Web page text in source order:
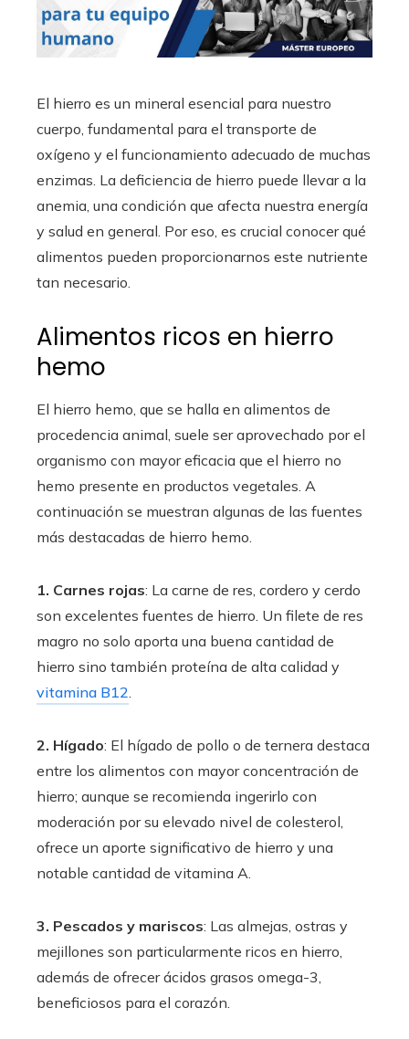
El hierro es un mineral esencial para nuestro
cuerpo, fundamental para el transporte de
oxígeno y el funcionamiento adecuado de muchas
enzimas. La deficiencia de hierro puede llevar a la
anemia, una condición que afecta nuestra energía
y salud en general. Por eso, es crucial conocer qué
alimentos pueden proporcionarnos este nutriente
tan necesario.
Alimentos ricos en hierro
hemo
El hierro hemo, que se halla en alimentos de
procedencia animal, suele ser aprovechado por el
organismo con mayor eficacia que el hierro no
hemo presente en productos vegetales. A
continuación se muestran algunas de las fuentes
más destacadas de hierro hemo.
1. Carnes rojas: La carne de res, cordero y cerdo
son excelentes fuentes de hierro. Un filete de res
magro no solo aporta una buena cantidad de
hierro sino también proteína de alta calidad y
vitamina B12
2. Hígado: El hígado de pollo o de ternera destaca
entre los alimentos con mayor concentración de
hierro; aunque se recomienda ingerirlo con
moderación por su elevado nivel de colesterol,
ofrece un aporte significativo de hierro y una
notable cantidad de vitamina A.
3. Pescados y mariscos: Las almejas, ostras y
mejillones son particularmente ricos en hierro,
además de ofrecer ácidos grasos omega-3,
beneficiosos para el corazón.